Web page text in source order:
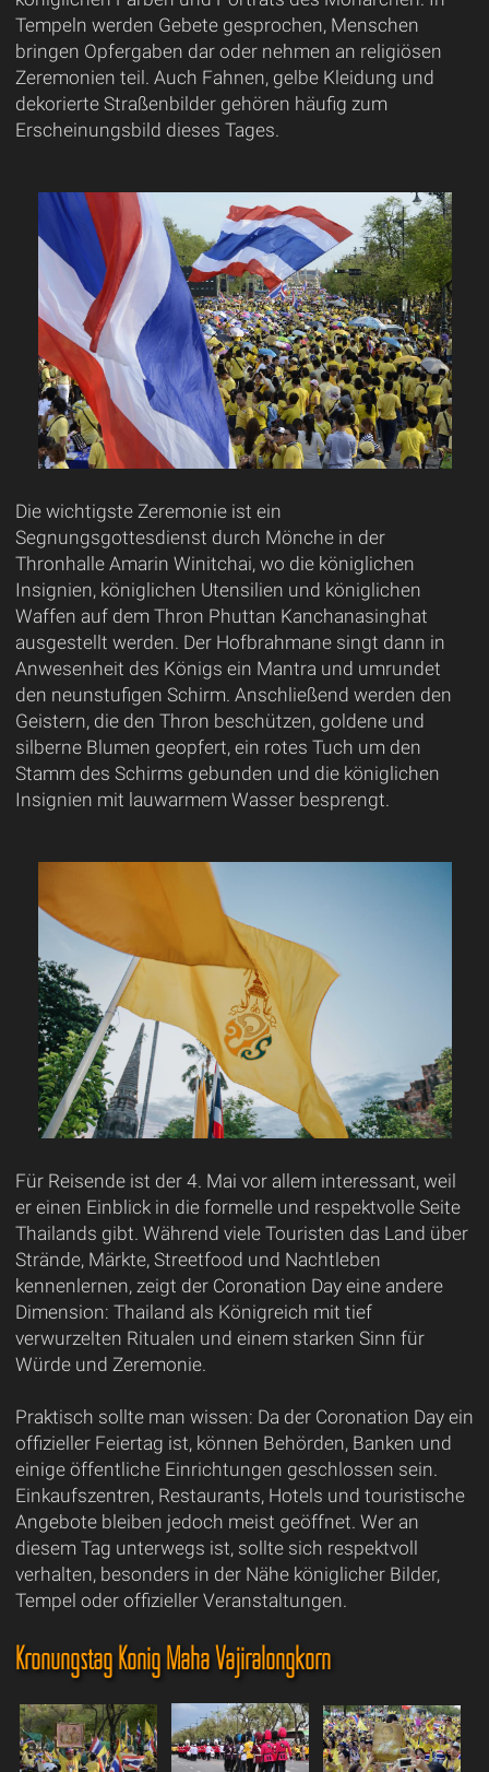
Tempeln werden Gebete gesprochen, Menschen
bringen Opfergaben dar oder nehmen an religiösen
Zeremonien teil. Auch Fahnen, gelbe Kleidung und
dekorierte Straßenbilder gehören häufig zum
Erscheinungsbild dieses Tages.
Die wichtigste Zeremonie ist ein
Segnungsgottesdienst durch Mönche in der
Thronhalle Amarin Winitchai, wo die königlichen
Insignien, königlichen Utensilien und königlichen
Waffen auf dem Thron Phuttan Kanchanasinghat
ausgestellt werden. Der Hofbrahmane singt dann in
Anwesenheit des Königs ein Mantra und umrundet
den neunstufigen Schirm. Anschließend werden den
Geistern, die den Thron beschützen, goldene und
silberne Blumen geopfert, ein rotes Tuch um den
Stamm des Schirms gebunden und die königlichen
Insignien mit lauwarmem Wasser besprengt.
Für Reisende ist der 4. Mai vor allem interessant, weil
er einen Einblick in die formelle und respektvolle Seite
Thailands gibt. Während viele Touristen das Land über
Strände, Märkte, Streetfood und Nachtleben
kennenlernen, zeigt der Coronation Day eine andere
Dimension: Thailand als Königreich mit tief
verwurzelten Ritualen und einem starken Sinn für
Würde und Zeremonie.
Praktisch sollte man wissen: Da der Coronation Day ein
offizieller Feiertag ist, können Behörden, Banken und
einige öffentliche Einrichtungen geschlossen sein.
Einkaufszentren, Restaurants, Hotels und touristische
Angebote bleiben jedoch meist geöffnet. Wer an
diesem Tag unterwegs ist, sollte sich respektvoll
verhalten, besonders in der Nähe königlicher Bilder,
Tempel oder offizieller Veranstaltungen.
Krönungstag König Maha Vajiralongkorn